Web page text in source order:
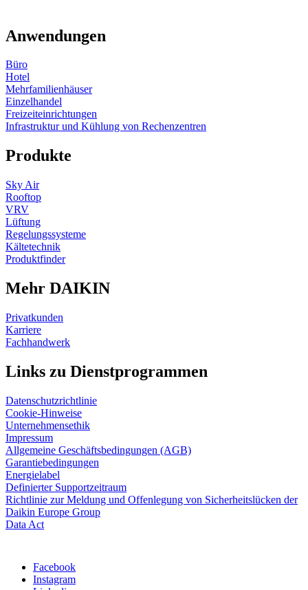
Anwendungen
Büro
Hotel
Mehrfamilienhäuser
Einzelhandel
Freizeiteinrichtungen
Infrastruktur und Kühlung von Rechenzentren
Produkte
Sky Air
Rooftop
VRV
Lüftung
Regelungssysteme
Kältetechnik
Produktfinder
Mehr DAIKIN
Privatkunden
Karriere
Fachhandwerk
Links zu Dienstprogrammen
Datenschutzrichtlinie
Cookie-Hinweise
Unternehmensethik
Impressum
Allgemeine Geschäftsbedingungen (AGB)
Garantiebedingungen
Energielabel
Definierter Supportzeitraum
Richtlinie zur Meldung und Offenlegung von Sicherheitslücken der
Daikin Europe Group
Data Act
Facebook
Instagram